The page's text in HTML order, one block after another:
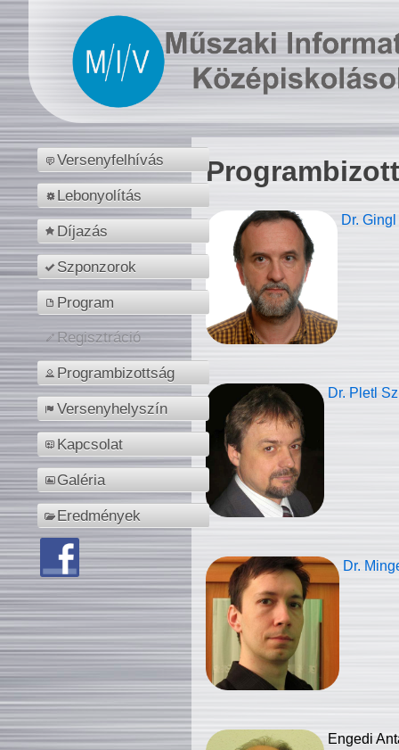
Versenyfelhívás
Lebonyolítás
Díjazás
Szponzorok
Program
Regisztráció
Programbizottság
Versenyhelyszín
Kapcsolat
Galéria
Eredmények
Dr.
Dr. Pletl
Dr.
Engedi